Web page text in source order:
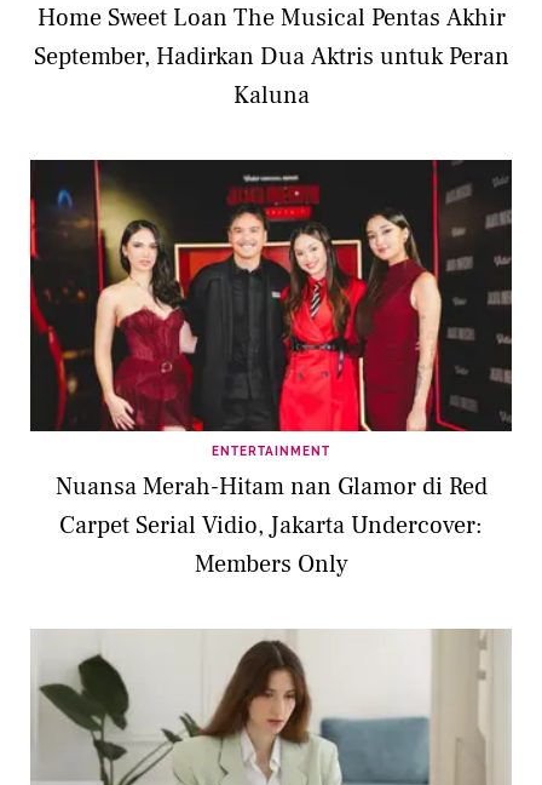
Home Sweet Loan The Musical Pentas Akhir
September, Hadirkan Dua Aktris untuk Peran
Kaluna
ENTERTAINMENT
Nuansa Merah-Hitam nan Glamor di Red
Carpet Serial Vidio, Jakarta Undercover:
Members Only